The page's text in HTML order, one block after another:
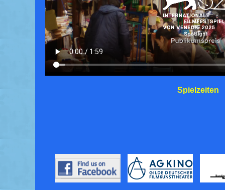
Spielzeiten